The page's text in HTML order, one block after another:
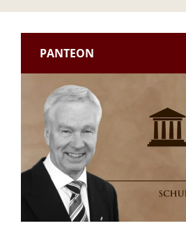
PANTEON